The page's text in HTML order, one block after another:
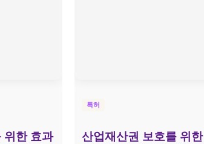
위한 효과
특허
산업재산권 보호를 위